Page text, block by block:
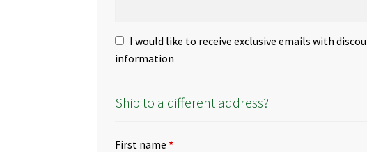
I would like to receive exclusive emails with
information
Ship to a different address?
First name*